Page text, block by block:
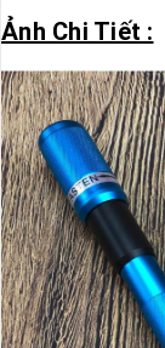
Ảnh Chi Tiết :